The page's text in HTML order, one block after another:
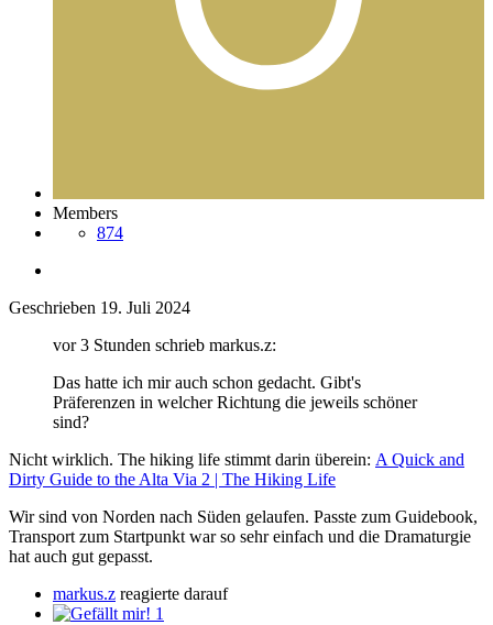
Members
874
Geschrieben 19. Juli 2024
vor 3 Stunden schrieb markus.z:
Das hatte ich mir auch schon gedacht. Gibt's
Präferenzen in welcher Richtung die jeweils schöner
sind?
Nicht wirklich. The hiking life stimmt darin überein: A Quick and
Dirty Guide to the Alta Via 2 | The Hiking Life
Wir sind von Norden nach Süden gelaufen. Passte zum Guidebook,
Transport zum Startpunkt war so sehr einfach und die Dramaturgie
hat auch gut gepasst.
markus.z reagierte darauf
1